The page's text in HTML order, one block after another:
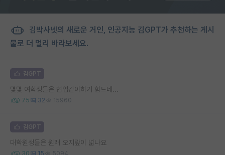
김박사넷의 새로운 거인, 인공지능 김GPT가 추천하는 게시
물로 더 멀리 바라보세요.
김GPT
몇몇 여학생들은 협업같이하기 힘드네...
75 32 15960
김GPT
대학원생들은 원래 오지랖이 넓나요
30 15 5094